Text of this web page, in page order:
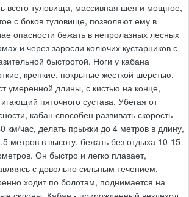
всего туловища, массивная шея и мощное,
с боков туловище, позволяют ему в
опасности бежать в непролазных лесных
и через заросли колючих кустарников с
быстротой. Ноги у кабана
крепкие, покрытые жесткой шерстью.
умеренной длины, с кистью на конце,
пяточного сустава. Убегая от
кабан способен развивать скорость
км/час, делать прыжки до 4 метров в длину,
метров в высоту, бежать без отдыха 10-15
Он быстро и легко плавает,
с довольно сильным течением,
ходит по болотам, поднимается на